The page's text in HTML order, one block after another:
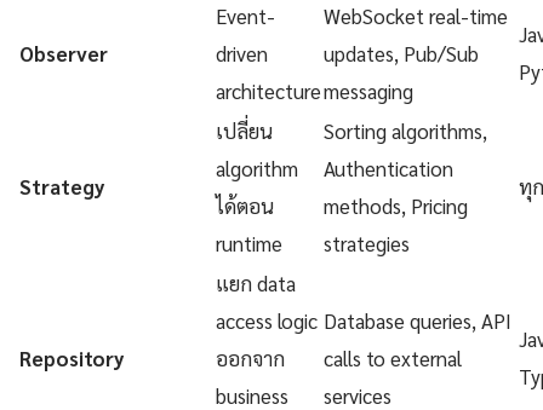
Observer
Event-
driven
architecture
WebSocket real-time
updates, Pub/Sub
messaging
Strategy
เปลี่ยน
algorithm
ได้ตอน
runtime
Sorting algorithms,
Authentication
methods, Pricing
strategies
ทุ
Repository
แยก data
access logic
ออกจาก
business
Database queries, API
calls to external
services